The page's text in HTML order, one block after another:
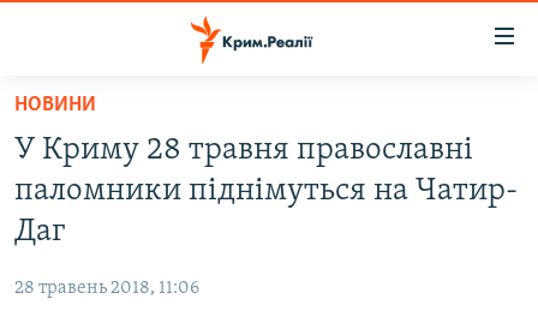
Перейти
основного
матеріалу
Перейти
до
основної
навігації
ВОДА.КРИМ
ВІДЕО ТА ФОТО
БЛОГИ
НОВИНИ
У Криму 28 травня православні
паломники піднімуться на Чатир-
Даг
28 травень 2018, 11:06